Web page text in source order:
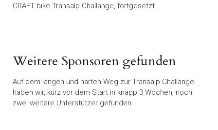
CRAFT bike Transalp Challange, fortgesetzt.
Weitere Sponsoren gefunden
Auf dem langen und harten Weg zur Transalp Challange
haben wir, kurz vor dem Start in knapp 3 Wochen, noch
zwei weitere Unterstützer gefunden.